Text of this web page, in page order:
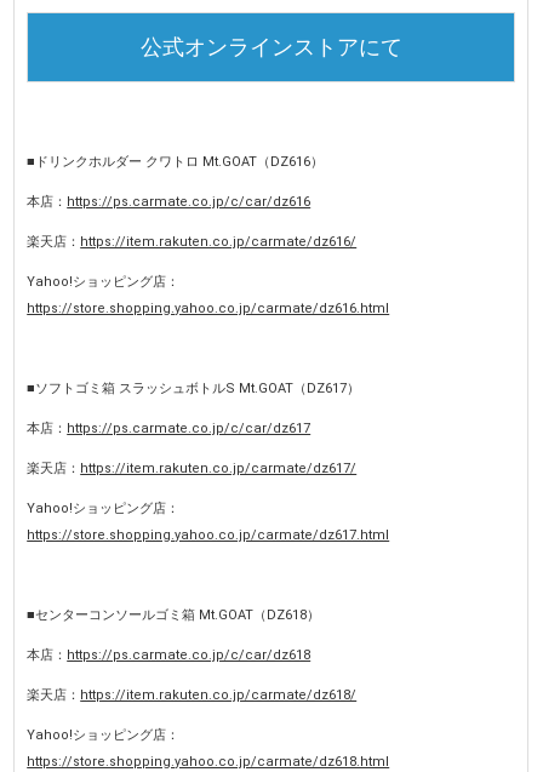
公式オンラインストアにて
■ドリンクホルダー クワトロ Mt.GOAT（DZ616）
本店： https://ps.carmate.co.jp/c/car/dz616
楽天店： https://item.rakuten.co.jp/carmate/dz616/
Yahoo!ショッピング店：
https://store.shopping.yahoo.co.jp/carmate/dz616.html
■ソフトゴミ箱 スラッシュボトルS Mt.GOAT（DZ617）
本店： https://ps.carmate.co.jp/c/car/dz617
楽天店： https://item.rakuten.co.jp/carmate/dz617/
Yahoo!ショッピング店：
https://store.shopping.yahoo.co.jp/carmate/dz617.html
■センターコンソールゴミ箱 Mt.GOAT（DZ618）
本店： https://ps.carmate.co.jp/c/car/dz618
楽天店： https://item.rakuten.co.jp/carmate/dz618/
Yahoo!ショッピング店：
https://store.shopping.yahoo.co.jp/carmate/dz618.html